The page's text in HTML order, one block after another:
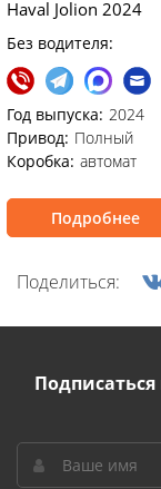
Haval Jolion 2024
Без водителя:
Год выпуска: 2024
Привод: Полный
Коробка: автомат
Подробнее
Поделиться: